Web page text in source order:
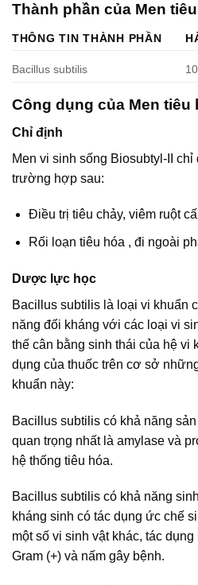
Thành phần của Men
THÔNG TIN THÀNH PHẦN
Bacillus subtilis
Công dụng của Men tiêu
Chỉ định
Men vi sinh sống Biosubtyl-II
trường hợp sau:
Điều trị tiêu chảy, viêm ruột
Rối loạn tiêu hóa , đi ngoài
Dược lực học
Bacillus subtilis là loại vi khuẩn
năng đối kháng với các loại vi
thế cân bằng sinh thái của hệ vi
dụng của thuốc trên cơ sở
khuẩn này:
Bacillus subtilis có khả năng
quan trọng nhất là amylase và
hệ thống tiêu hóa.
Bacillus subtilis có khả năng
kháng sinh có tác dụng ức chế
một số vi sinh vật khác, tác
Gram (+) và nấm gây bệnh.